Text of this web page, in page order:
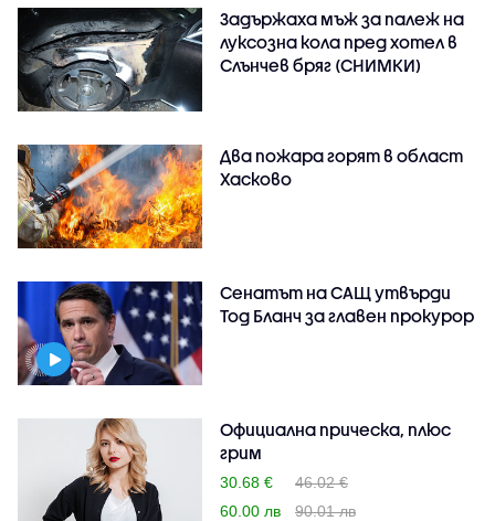
Задържаха мъж за палеж на
луксозна кола пред хотел в
Слънчев бряг (СНИМКИ)
Два пожара горят в област
Хасково
Сенатът на САЩ утвърди
Тод Бланч за главен прокурор
Oфициална прическа, плюс
грим
30.68 €
46.02 €
60.00 лв
90.01 лв